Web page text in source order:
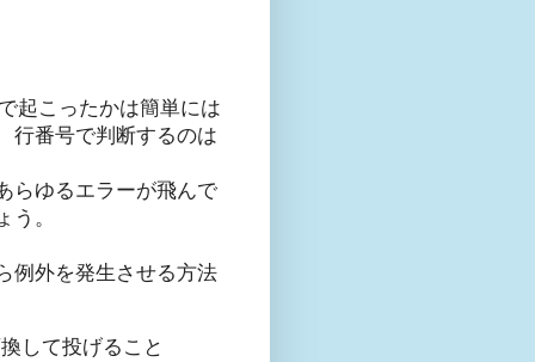
起こったかは簡単には
行番号で判断するのは
らゆるエラーが飛んで
う。
例外を発生させる方法
して投げること